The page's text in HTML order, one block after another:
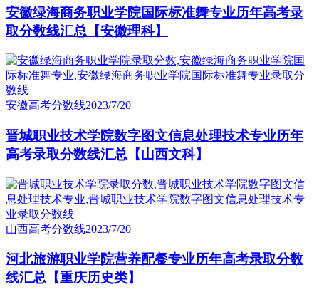
安徽绿海商务职业学院国际标准舞专业历年高考录
取分数线汇总【安徽理科】
安徽高考分数线2023/7/20
晋城职业技术学院数字图文信息处理技术专业历年
高考录取分数线汇总【山西文科】
山西高考分数线2023/7/20
河北旅游职业学院营养配餐专业历年高考录取分数
线汇总【重庆历史类】